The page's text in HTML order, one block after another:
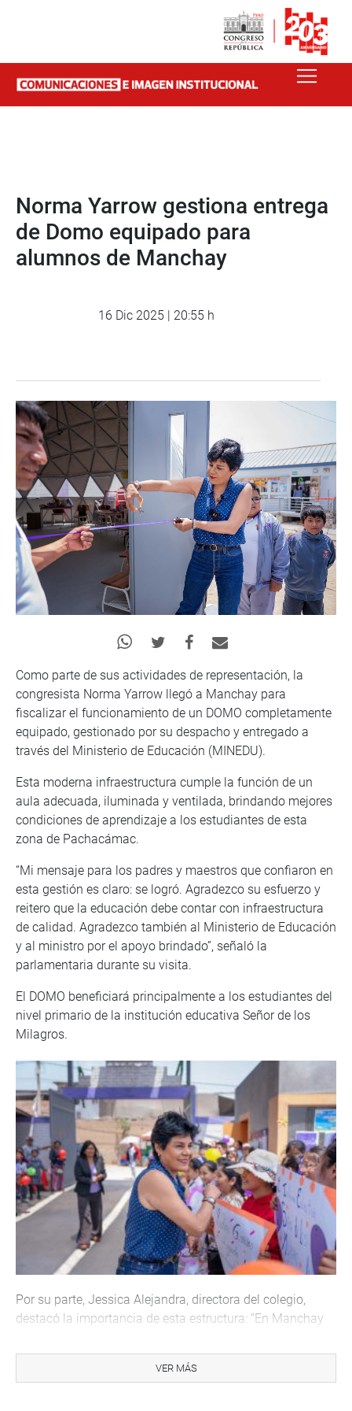
Norma Yarrow gestiona entrega
de Domo equipado para
alumnos de Manchay
16 Dic 2025 | 20:55 h
Como parte de sus actividades de representación, la
congresista Norma Yarrow llegó a Manchay para
fiscalizar el funcionamiento de un DOMO completamente
equipado, gestionado por su despacho y entregado a
través del Ministerio de Educación (MINEDU).
Esta moderna infraestructura cumple la función de un
aula adecuada, iluminada y ventilada, brindando mejores
condiciones de aprendizaje a los estudiantes de esta
zona de Pachacámac.
“Mi mensaje para los padres y maestros que confiaron en
esta gestión es claro: se logró. Agradezco su esfuerzo y
reitero que la educación debe contar con infraestructura
de calidad. Agradezco también al Ministerio de Educación
y al ministro por el apoyo brindado”, señaló la
parlamentaria durante su visita.
El DOMO beneficiará principalmente a los estudiantes del
nivel primario de la institución educativa Señor de los
Milagros.
Por su parte, Jessica Alejandra, directora del colegio,
destacó la importancia de esta estructura: “En Manchay
cerca de 30 estudiantes estudien en condiciones
cómodas, con mobiliario adecuado y un ambiente
VER MÁS